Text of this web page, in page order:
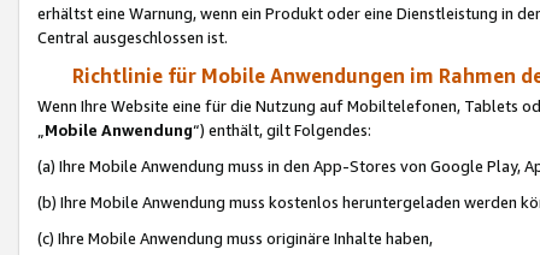
erhältst eine Warnung, wenn ein Produkt oder eine Dienstleistung in
Central ausgeschlossen ist.
Richtlinie für Mobile Anwendungen im Rahmen
Wenn Ihre Website eine für die Nutzung auf Mobiltelefonen, Tablets
„Mobile Anwendung“) enthält, gilt Folgendes:
(a) Ihre Mobile Anwendung muss in den App-Stores von Google Play,
(b) Ihre Mobile Anwendung muss kostenlos heruntergeladen werden
(c) Ihre Mobile Anwendung muss originäre Inhalte haben,